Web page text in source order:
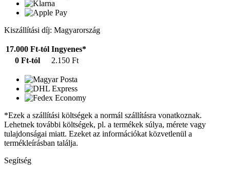
Kiszállítási díj: Magyarország
17.000 Ft-tól Ingyenes*
0 Ft-tól
2.150 Ft
*Ezek a szállítási költségek a normál szállításra vonatkoznak.
Lehetnek további költségek, pl. a termékek súlya, mérete vagy
tulajdonságai miatt. Ezeket az információkat közvetlenül a
termékleírásban találja.
Segítség